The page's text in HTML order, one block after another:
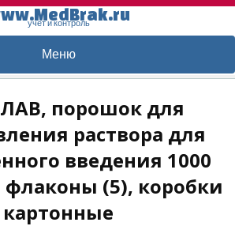
учет и контроль
Меню
порошок для
раствора для
введения 1000
флаконы (5), коробки
картонные